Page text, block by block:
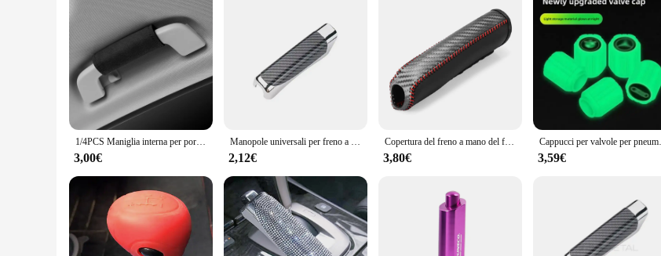
1/4PCS Maniglia interna per portiera auto Coperture protettive Maniglia per porta Custodia protettiva in pelle Car Styling Interni Aggiornamenti Accessori auto
3,00€
Manopole universali per freno a mano per auto Copertura protettiva per freno a mano Copertura protettiva per freno di stazionamento in fibra di carbonio Decorazione Accessori interni
2,12€
Copertura del freno a mano del freno a mano dell'auto in stile Fber in pelle di carbonio Accessori per la decorazione di interni Car Styling
3,80€
Cappucci per valvole per
3,59€